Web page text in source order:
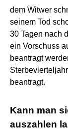
dem Witwer
seinem Tod
30 Tagen nach
ein Vorschuss
beantragt
beantragt.
Kann man
auszahlen